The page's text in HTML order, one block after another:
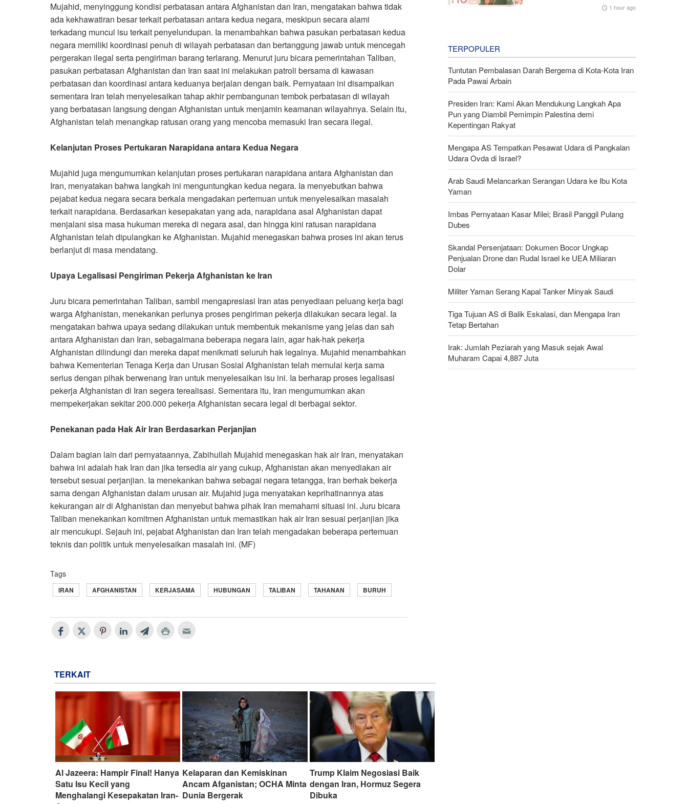
Mujahid, menyinggung kondisi perbatasan antara Afghanistan dan Iran, mengatakan bahwa tidak
ada kekhawatiran besar terkait perbatasan antara kedua negara, meskipun secara alami
terkadang muncul isu terkait penyelundupan. Ia menambahkan bahwa pasukan perbatasan kedua
negara memiliki koordinasi penuh di wilayah perbatasan dan bertanggung jawab untuk mencegah
pergerakan ilegal serta pengiriman barang terlarang. Menurut juru bicara pemerintahan Taliban,
pasukan perbatasan Afghanistan dan Iran saat ini melakukan patroli bersama di kawasan
perbatasan dan koordinasi antara keduanya berjalan dengan baik. Pernyataan ini disampaikan
sementara Iran telah menyelesaikan tahap akhir pembangunan tembok perbatasan di wilayah
yang berbatasan langsung dengan Afghanistan untuk menjamin keamanan wilayahnya. Selain itu,
Afghanistan telah menangkap ratusan orang yang mencoba memasuki Iran secara ilegal.
Kelanjutan Proses Pertukaran Narapidana antara Kedua Negara
Mujahid juga mengumumkan kelanjutan proses pertukaran narapidana antara Afghanistan dan
Iran, menyatakan bahwa langkah ini menguntungkan kedua negara. Ia menyebutkan bahwa
pejabat kedua negara secara berkala mengadakan pertemuan untuk menyelesaikan masalah
terkait narapidana. Berdasarkan kesepakatan yang ada, narapidana asal Afghanistan dapat
menjalani sisa masa hukuman mereka di negara asal, dan hingga kini ratusan narapidana
Afghanistan telah dipulangkan ke Afghanistan. Mujahid menegaskan bahwa proses ini akan terus
berlanjut di masa mendatang.
Upaya Legalisasi Pengiriman Pekerja Afghanistan ke Iran
Juru bicara pemerintahan Taliban, sambil mengapresiasi Iran atas penyediaan peluang kerja bagi
warga Afghanistan, menekankan perlunya proses pengiriman pekerja dilakukan secara legal. Ia
mengatakan bahwa upaya sedang dilakukan untuk membentuk mekanisme yang jelas dan sah
antara Afghanistan dan Iran, sebagaimana beberapa negara lain, agar hak-hak pekerja
Afghanistan dilindungi dan mereka dapat menikmati seluruh hak legalnya. Mujahid menambahkan
bahwa Kementerian Tenaga Kerja dan Urusan Sosial Afghanistan telah memulai kerja sama
serius dengan pihak berwenang Iran untuk menyelesaikan isu ini. Ia berharap proses legalisasi
pekerja Afghanistan di Iran segera terealisasi. Sementara itu, Iran mengumumkan akan
mempekerjakan sekitar 200.000 pekerja Afghanistan secara legal di berbagai sektor.
Penekanan pada Hak Air Iran Berdasarkan Perjanjian
Dalam bagian lain dari pernyataannya, Zabihullah Mujahid menegaskan hak air Iran, menyatakan
bahwa ini adalah hak Iran dan jika tersedia air yang cukup, Afghanistan akan menyediakan air
tersebut sesuai perjanjian. Ia menekankan bahwa sebagai negara tetangga, Iran berhak bekerja
sama dengan Afghanistan dalam urusan air. Mujahid juga menyatakan keprihatinannya atas
kekurangan air di Afghanistan dan menyebut bahwa pihak Iran memahami situasi ini. Juru bicara
Taliban menekankan komitmen Afghanistan untuk memastikan hak air Iran sesuai perjanjian jika
air mencukupi. Sejauh ini, pejabat Afghanistan dan Iran telah mengadakan beberapa pertemuan
teknis dan politik untuk menyelesaikan masalah ini. (MF)
Tags
IRAN AFGHANISTAN KERJASAMA HUBUNGAN TALIBAN TAHANAN BURUH
TERKAIT
Al Jazeera: Hampir Final! Hanya
Satu Isu Kecil yang
Menghalangi Kesepakatan Iran-
Kelaparan dan Kemiskinan
Ancam Afganistan; OCHA Minta
Dunia Bergerak
Trump Klaim Negosiasi Baik
dengan Iran, Hormuz Segera
Dibuka
1 hour ago
TERPOPULER
Tuntutan Pembalasan Darah Bergema di Kota-Kota Iran
Pada Pawai Arbain
Presiden Iran: Kami Akan Mendukung Langkah Apa
Pun yang Diambil Pemimpin Palestina demi
Kepentingan Rakyat
Mengapa AS Tempatkan Pesawat Udara di Pangkalan
Udara Ovda di Israel?
Arab Saudi Melancarkan Serangan Udara ke Ibu Kota
Yaman
Imbas Pernyataan Kasar Milei; Brasil Panggil Pulang
Dubes
Skandal Persenjataan: Dokumen Bocor Ungkap
Penjualan Drone dan Rudal Israel ke UEA Miliaran
Dolar
Militer Yaman Serang Kapal Tanker Minyak Saudi
Tiga Tujuan AS di Balik Eskalasi, dan Mengapa Iran
Tetap Bertahan
Irak: Jumlah Peziarah yang Masuk sejak Awal
Muharam Capai 4,887 Juta